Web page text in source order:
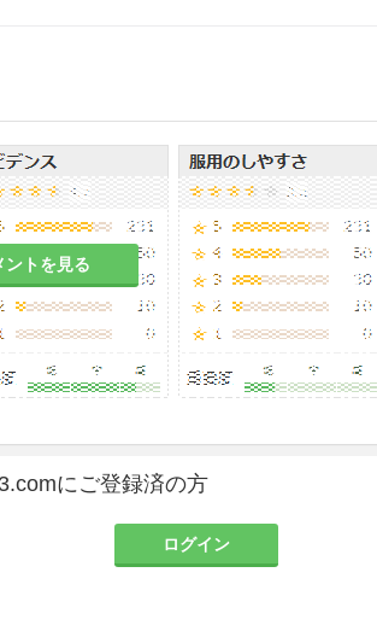
剤の投与により症状が悪化するおそれが
している患者
るため、症状が悪化するおそれがある。
症状が悪化するおそれがある。
化する又は誘発されるおそれがある。
ントを見る
にご登録済の方
ログイン